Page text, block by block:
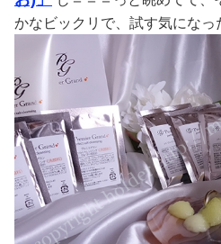
かなビックリで、試す気になっ